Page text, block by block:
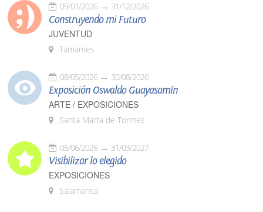
09/01/2026 31/12/2026
Construyendo mi Futuro
JUVENTUD
Tamames
08/05/2026 30/08/2026
Exposición Oswaldo Guayasamín
ARTE / EXPOSICIONES
Santa Marta de Tormes
05/06/2026 31/03/2027
Visibilizar lo elegido
EXPOSICIONES
Salamanca